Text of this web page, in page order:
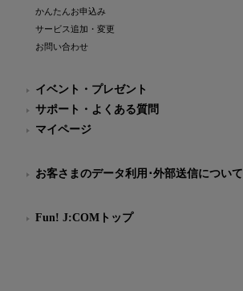
かんたんお申込み
サービス追加・変更
お問い合わせ
イベント・プレゼント
サポート・よくある質問
マイページ
お客さまのデータ利用･外部送信について
Fun! J:COMトップ